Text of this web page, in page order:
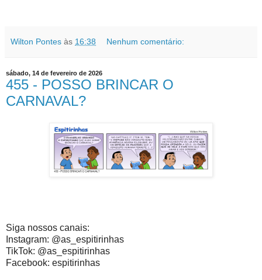
Wilton Pontes às 16:38 Nenhum comentário:
sábado, 14 de fevereiro de 2026
455 - POSSO BRINCAR O
CARNAVAL?
Siga nossos canais:
Instagram: @as_espitirinhas
TikTok: @as_espitirinhas
Facebook: espitirinhas